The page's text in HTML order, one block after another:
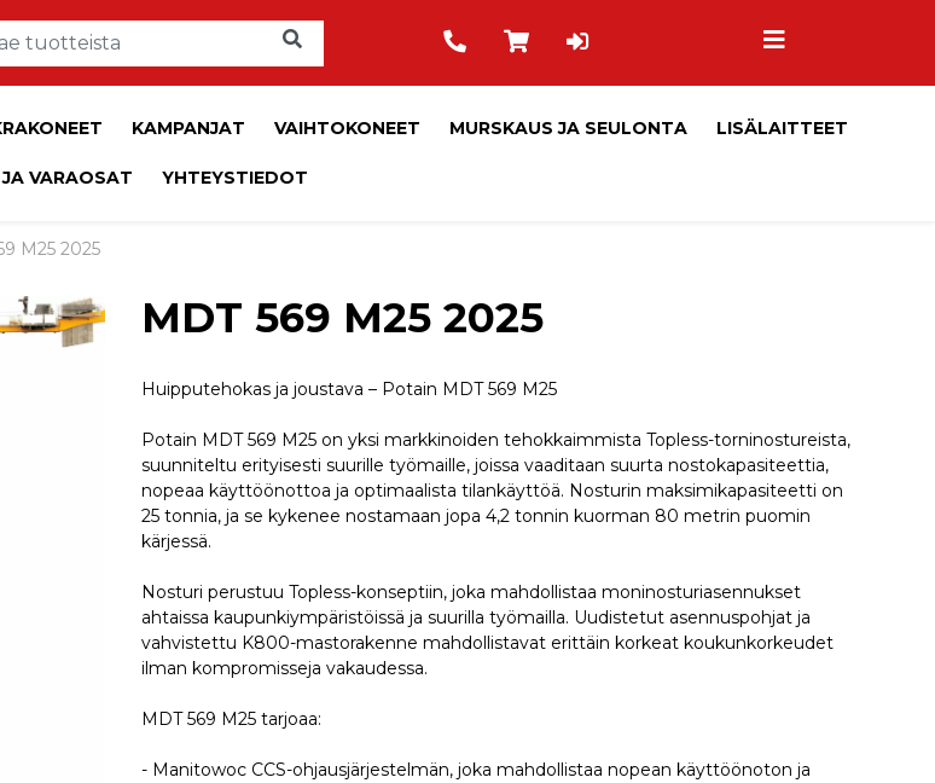
KAMPANJAT VAIHTOKONEET MURSKAUS JA SEULONTA LISÄLAITTEET
VARAOSAT YHTEYSTIEDOT
M25 2025
MDT 569 M25 2025
Huipputehokas ja joustava – Potain MDT 569 M25
Potain MDT 569 M25 on yksi markkinoiden tehokkaimmista Topless-torninostureista,
suunniteltu erityisesti suurille työmaille, joissa vaaditaan suurta nostokapasiteettia,
nopeaa käyttöönottoa ja optimaalista tilankäyttöä. Nosturin maksimikapasiteetti on
25 tonnia, ja se kykenee nostamaan jopa 4,2 tonnin kuorman 80 metrin puomin
kärjessä.
Nosturi perustuu Topless-konseptiin, joka mahdollistaa moninosturiasennukset
ahtaissa kaupunkiympäristöissä ja suurilla työmailla. Uudistetut asennuspohjat ja
vahvistettu K800-mastorakenne mahdollistavat erittäin korkeat koukunkorkeudet
ilman kompromisseja vakaudessa.
MDT 569 M25 tarjoaa:
- Manitowoc CCS-ohjausjärjestelmän, joka mahdollistaa nopean käyttöönoton ja